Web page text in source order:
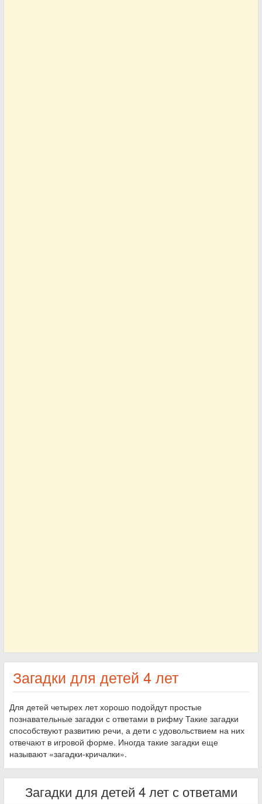
Загадки для детей 4 лет
Для детей четырех лет хорошо подойдут простые
познавательные загадки с ответами в рифму Такие загадки
способствуют развитию речи, а дети с удовольствием на них
отвечают в игровой форме. Иногда такие загадки еще
называют «загадки-кричалки».
Загадки для детей 4 лет с ответами